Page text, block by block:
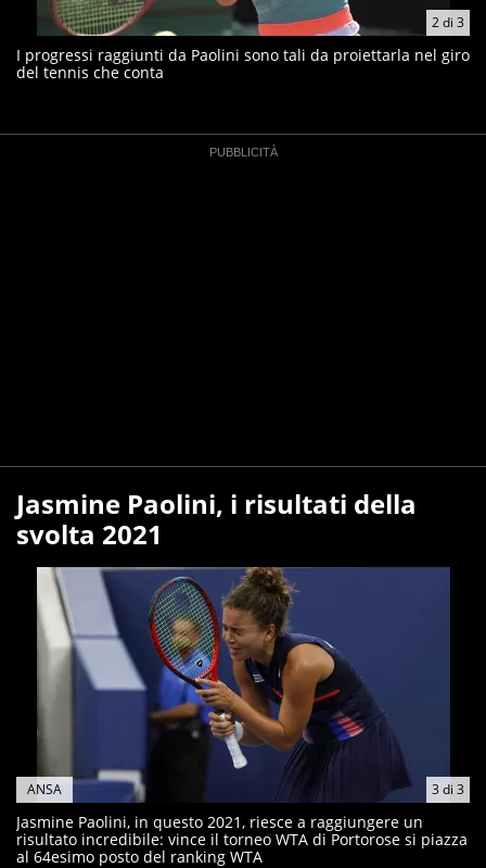
2di 3
I progressi raggiunti da Paolini sono tali da proiettarla nel giro
del tennis che conta
Jasmine Paolini, i risultati della
svolta 2021
3di 3
ANSA
Jasmine Paolini, in questo 2021, riesce a raggiungere un
risultato incredibile: vince il torneo WTA di Portorose si piazza
al 64esimo posto del ranking WTA